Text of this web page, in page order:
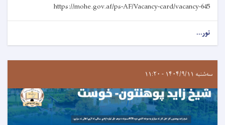
https://mohe.gov.af/ps-AF/Vacancy-card/vacancy-645
نور...
سه‌شنبه ۱۴۰۴/۹/۱۱ - ۱۱:۲۰